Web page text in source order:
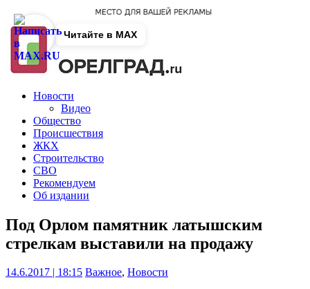
Новости
Видео
Общество
Происшествия
ЖКХ
Строительство
СВО
Рекомендуем
Об издании
Под Орлом памятник латышским
стрелкам выставили на продажу
14.6.2017 | 18:15 Важное, Новости
Читайте в MAX